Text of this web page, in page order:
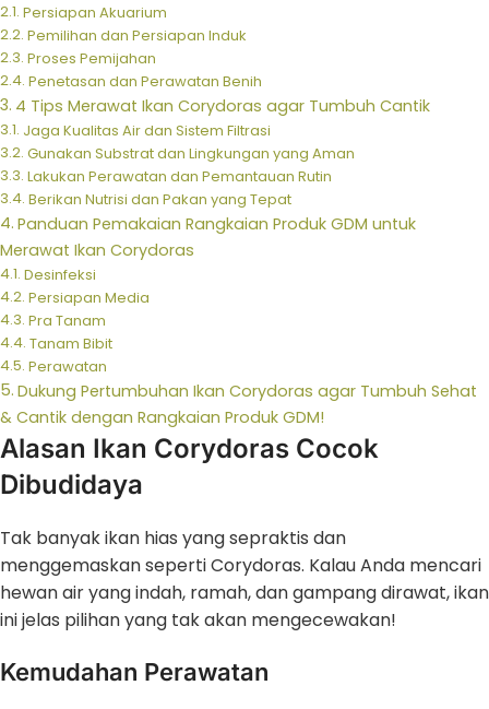
Persiapan Akuarium
Pemilihan dan Persiapan Induk
Proses Pemijahan
Penetasan dan Perawatan Benih
4 Tips Merawat Ikan Corydoras agar Tumbuh Cantik
Jaga Kualitas Air dan Sistem Filtrasi
Gunakan Substrat dan Lingkungan yang Aman
Lakukan Perawatan dan Pemantauan Rutin
Berikan Nutrisi dan Pakan yang Tepat
Panduan Pemakaian Rangkaian Produk GDM untuk
Merawat Ikan Corydoras
Desinfeksi
Persiapan Media
Pra Tanam
Tanam Bibit
Perawatan
Dukung Pertumbuhan Ikan Corydoras agar Tumbuh Sehat
& Cantik dengan Rangkaian Produk GDM!
Alasan Ikan Corydoras Cocok
Dibudidaya
Tak banyak ikan hias yang sepraktis dan
menggemaskan seperti Corydoras. Kalau Anda mencari
hewan air yang indah, ramah, dan gampang dirawat, ikan
ini jelas pilihan yang tak akan mengecewakan!
Kemudahan Perawatan